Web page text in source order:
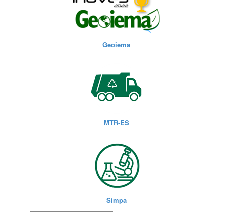
Geoiema
MTR-ES
Simpa